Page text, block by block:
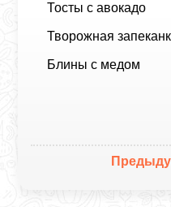
Тосты с авокадо
Творожная
Блины с медом